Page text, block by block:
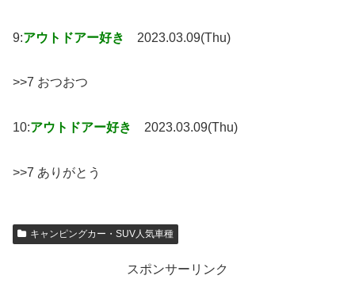
9:アウトドアー好き 2023.03.09(Thu)
>>7 おつおつ
10:アウトドアー好き 2023.03.09(Thu)
>>7 ありがとう
キャンピングカー・SUV人気車種
スポンサーリンク